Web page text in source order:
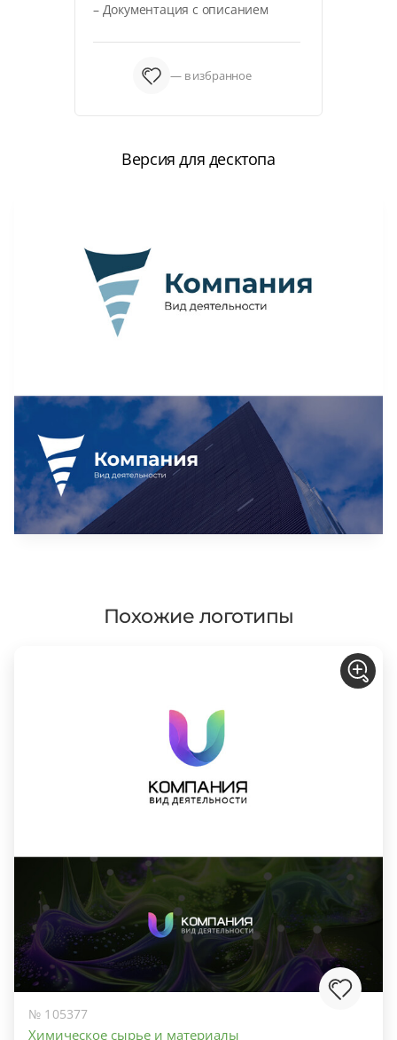
– Документация с описанием
— в избранное
Версия для десктопа
Похожие логотипы
№ 105377
Химическое сырье и материалы